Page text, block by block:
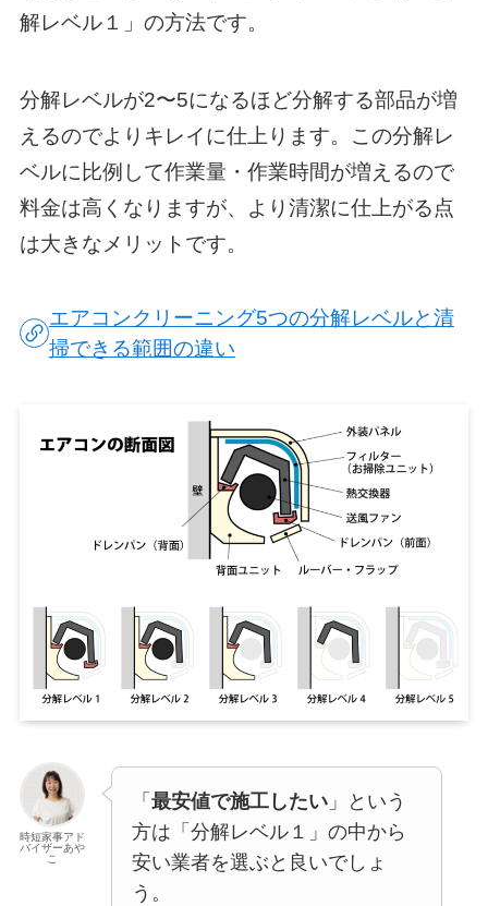
解レベル１」の方法です。
分解レベルが2〜5になるほど分解する部品が増
えるのでよりキレイに仕上ります。この分解レ
ベルに比例して作業量・作業時間が増えるので
料金は高くなりますが、より清潔に仕上がる点
は大きなメリットです。
エアコンクリーニング5つの分解レベルと清
掃できる範囲の違い
時短家事アド
バイザーあや
こ
「 最安値で施工したい」という
方は「分解レベル１」の中から
安い業者を選ぶと良いでしょ
う。